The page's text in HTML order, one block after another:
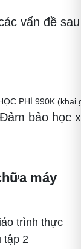
vấn đề
PHÍ 990K
bảo học
máy
trình thực
tập 2